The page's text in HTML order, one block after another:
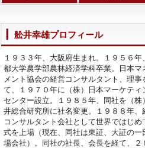
舩井幸雄プロフィール
１９３３年、大阪府生まれ。１９５６年
都大学農学部農林経済学科卒業。日本マ
メント協会の経営コンサルタント、理事
て、１９７０年に（株）日本マーケティ
センター設立。１９８５年、同社を（株
井総合研究所に社名変更。１９８８年、
コンサルタント会社として世界ではじめ
式を上場（現在、同社は東証、大証の一
場会社）。同社の社長、会長を経て、２